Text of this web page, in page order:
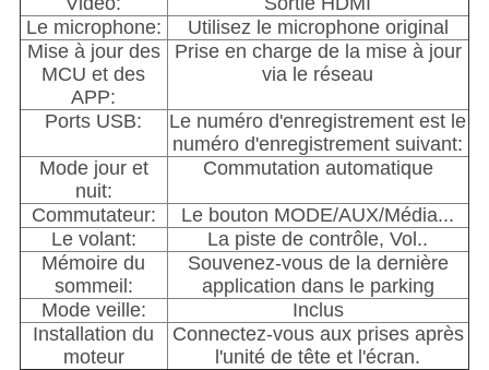
Le microphone:
Utilisez le microphone original
Mise à jour des
MCU et des
APP:
Prise en charge de la mise à jour
via le réseau
Ports USB:
Le numéro d'enregistrement est le
numéro d'enregistrement suivant:
Mode jour et
nuit:
Commutation automatique
Commutateur:
Le bouton MODE/AUX/Média...
Le volant:
La piste de contrôle, Vol..
Mémoire du
sommeil:
Souvenez-vous de la dernière
application dans le parking
Mode veille:
Inclus
Installation du
moteur
Connectez-vous aux prises après
l'unité de tête et l'écran.